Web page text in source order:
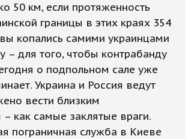
50 км, если протяженность
границы в этих краях 354
копались самими украинцами
– для того, чтобы контрабанду
о подпольном сале уже
Украина и Россия ведут
вести близким
как самые заклятые враги.
пограничная служба в Киеве